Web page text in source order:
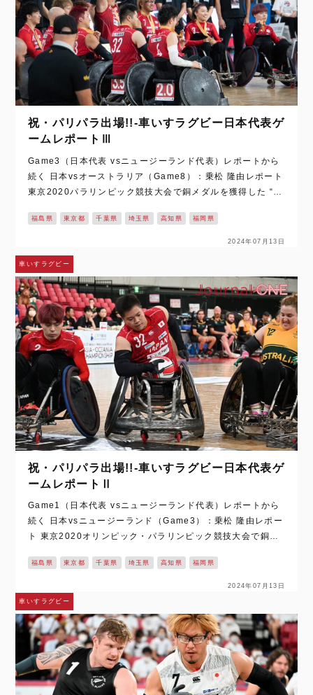
祝・パリパラ出場!!-車いすラグビー日本代表ゲ
ームレポートⅢ
Game3（日本代表 vsニュージーランド代表）レポートから
続く 日本vsオーストラリア（Game8）：乗松 隆由レポート
東京2020パラリンピック競技大会で銅メダルを獲得した “車
なった自国開…
福島県 東京都 千葉県 埼玉県 高知県 福岡県
2024年07月13日
車いすラグビー
祝・パリパラ出場!!-車いすラグビー日本代表ゲ
ームレポートⅡ
Game1（日本代表 vsニュージーランド代表）レポートから
続く 日本vsニュージーランド（Game3）：乗松 隆由レポー
ト 東京2020オリンピック・パラリンピック競技大会で銅メ
だったとは言え…
福島県 東京都 千葉県 埼玉県 高知県 福岡県
2024年07月13日
車いすラグビー